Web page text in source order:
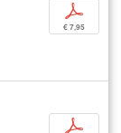
p
€ 7,95
p